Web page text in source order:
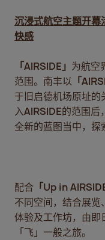
沉浸式航空主题开幕
快感
「AIRSIDE 」 为航空
范围。南丰以 「
于旧启德机场原址
入AIRSIDE的范围后
全新的蓝图当中，探
配合 「Up in
不同空间，结合展
体验及工作坊，由即
「飞」一般之旅。